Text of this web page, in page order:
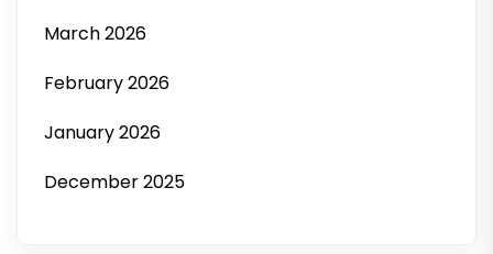
March 2026
February 2026
January 2026
December 2025